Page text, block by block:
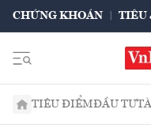
CHỨNG KHOÁN TIÊU
TIÊU ĐIỂMĐẦU TƯ